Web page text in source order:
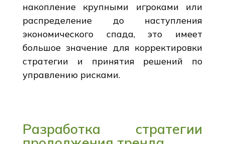
накопление крупными игроками или
распределение до наступления
экономического спада, это имеет
большое значение для корректировки
стратегии и принятия решений по
управлению рисками.
Разработка стратегии